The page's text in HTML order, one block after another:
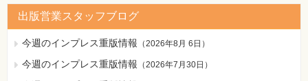
出版営業スタッフブログ
今週のインプレス重版情報 （2026年8月 6日 ）
今週のインプレス重版情報 （2026年7月30日 ）